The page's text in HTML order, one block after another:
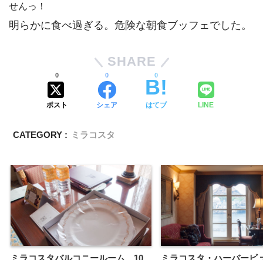
せんっ！
明らかに食べ過ぎる。危険な朝食ブッフェでした。
SHARE
ポスト
0
シェア
0
はてブ
0
LINE
CATEGORY : ミラコスタ